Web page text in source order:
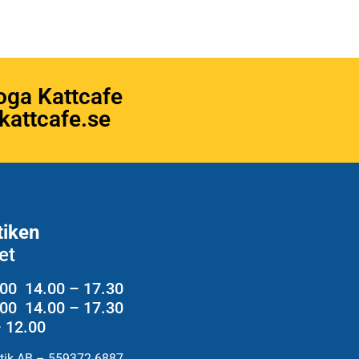
Kattcafe
14.00 – 17.30
14.00 – 17.30
12.00